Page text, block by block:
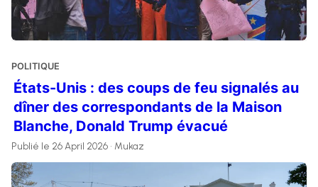
POLITIQUE
États-Unis : des coups de feu signalés au
dîner des correspondants de la Maison
Blanche, Donald Trump évacué
Publié le 26 April 2026 • Mukaz